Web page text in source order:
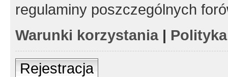
regulaminy poszczególnych
Warunki korzystania|
Rejestracja